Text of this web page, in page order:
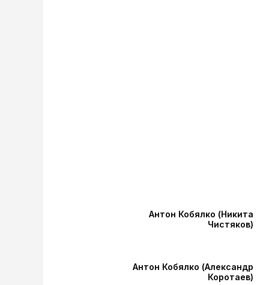
Антон Кобялко (Никита
Чистяков)
Антон Кобялко (Александр
Коротаев)